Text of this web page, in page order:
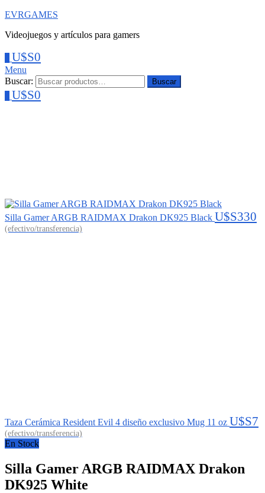
EVRGAMES
Videojuegos y artículos para gamers
U$S0
Menu
Buscar:
Buscar
U$S0
Silla Gamer ARGB RAIDMAX Drakon DK925 Black U$S330
Taza Cerámica Resident Evil 4 diseño exclusivo Mug 11 oz U$S7
En Stock
Silla Gamer ARGB RAIDMAX Drakon
DK925 White